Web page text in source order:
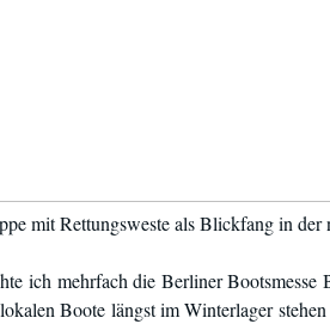
mit Rettungsweste als Blickfang in der
ich mehrfach die Berliner
Boote längst im Winterlager